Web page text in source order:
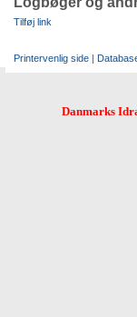
Tilføj link
Printervenlig side |
Danmarks